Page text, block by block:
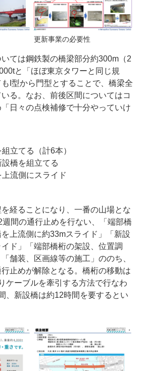
更新事業の必要性
ては鋼鉄製の橋梁部分約300m（2
と「ほぼ東京タワーと同じ規
I型から門型とすることで、橋梁全
る。なお、前後区間についてはコ
日々の点検補修で十分やっていけ
立てる（計6本）
橋を組立てる
流側にスライド
経ることになり、一番の山場とな
間の通行止めを行ない、「端部橋
上流側に約33mスライド」「新設
ド」「端部橋桁の架設、位置調
舗装、区画線等の施工」ののち、
止めが解除となる。橋桁の移動は
ケーブルを牽引する方法で行なわ
、新設橋は約12時間を要するとい